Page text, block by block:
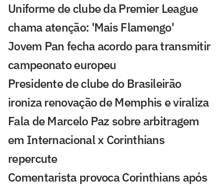
Uniforme de clube da Premier League
chama atenção: 'Mais Flamengo'
Jovem Pan fecha acordo para transmitir
campeonato europeu
Presidente de clube do Brasileirão
ironiza renovação de Memphis e viraliza
Fala de Marcelo Paz sobre arbitragem
em Internacional x Corinthians
repercute
Comentarista provoca Corinthians após